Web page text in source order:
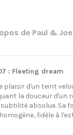
de Paul &
: Fleeting dream
plaisir d'un teint
la douceur d'un
absolue. Sa
fidèle à